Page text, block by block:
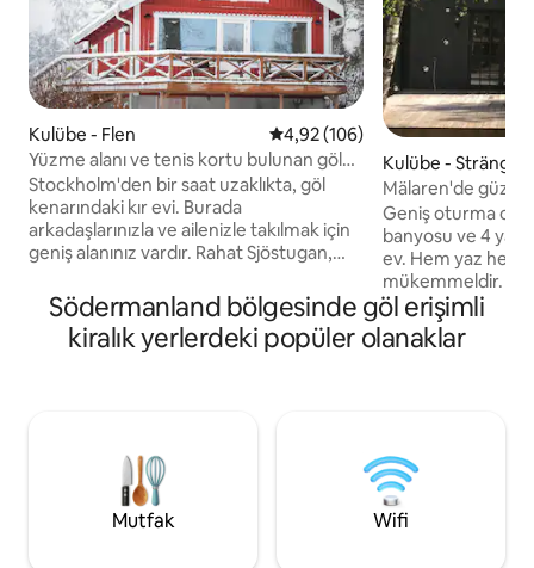
Kulübe - Flen 5 üzerinden ortalama 4,92
4,92 (106)
Yüzme alanı ve tenis kortu bulunan göl
kenarında bir kulübe
Stockholm'den bir saat uzaklıkta, göl
kenarındaki kır evi. Burada
arkadaşlarınızla ve ailenizle takılmak için
geniş alanınız vardır. Rahat Sjöstugan,
ile yakın zamanda yenilenmiştir. havadar
oturma odası. Burada göl manzaralı ön
sıra var. Orrhammaren. Güzel, kırsal bir
Kutlayacak bir şeyiniz var mı? Lütfen
bana bildirin. Yardımcı olmaktan
memnuniyet duyacağız.
Kulübe -
Mälaren'de güzel
Geniş oturma
banyosu ve 4
ev. Hem yaz hem
mükemmeldir.
ekstra duş ve
misafirhane ve
bulunmaktadır.
motorlu tekne ve
Björsund
koşu parkuru. Barbekü ve pinpon masası
olan büyük teras.
Södermanland bölgesinde göl erişimli
kiralık yerlerdeki popüler olanaklar
Mutfak Wifi